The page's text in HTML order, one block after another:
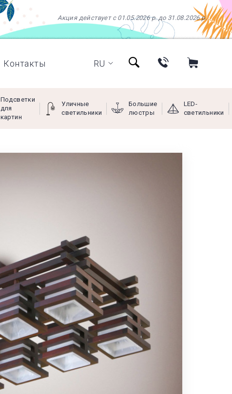
Акция действует с 01.05.2026 р. до 31.08.2026 р.
Контакты RU
+38 (097) 966-77-66
Подсветки
для
картин
Уличные
светильники
Большие
люстры
LED-
светильники